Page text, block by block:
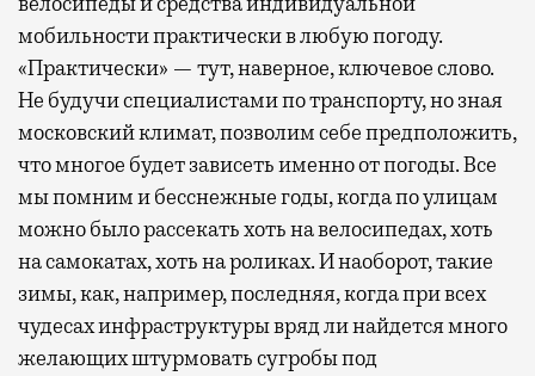
мобильности практически в любую погоду.
«Практически» — тут, наверное, ключевое слово.
Не будучи специалистами по транспорту, но зная
московский климат, позволим себе предположить,
что многое будет зависеть именно от погоды. Все
мы помним и бесснежные годы, когда по улицам
можно было рассекать хоть на велосипедах, хоть
на самокатах, хоть на роликах. И наоборот, такие
зимы, как, например, последняя, когда при всех
чудесах инфраструктуры вряд ли найдется много
желающих штурмовать сугробы под